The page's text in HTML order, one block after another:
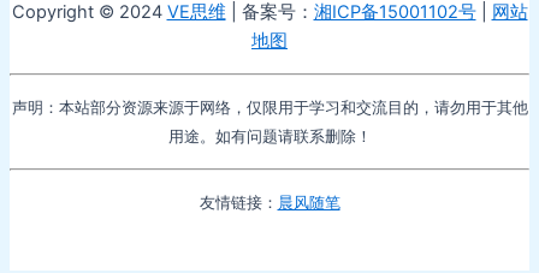
Copyright © 2024 VE思维 | 备案号： 湘ICP备15001102号| 网站
地图
声明：本站部分资源来源于网络，仅限用于学习和交流目的，请勿用于其他
用途。如有问题请联系删除！
友情链接： 晨风随笔